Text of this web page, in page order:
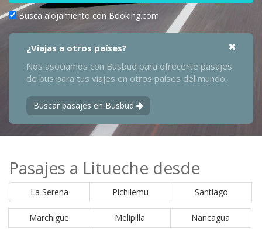
Busca alojamiento con Booking.com
¿Viajas a otros países?
Nos asociamos con Busbud para ofrecerte pasajes
de bus para tus viajes en otros países del mundo.
Buscar pasajes en Busbud
Pasajes a Litueche desde
La Serena Pichilemu Santiago
Marchigue Melipilla Nancagua